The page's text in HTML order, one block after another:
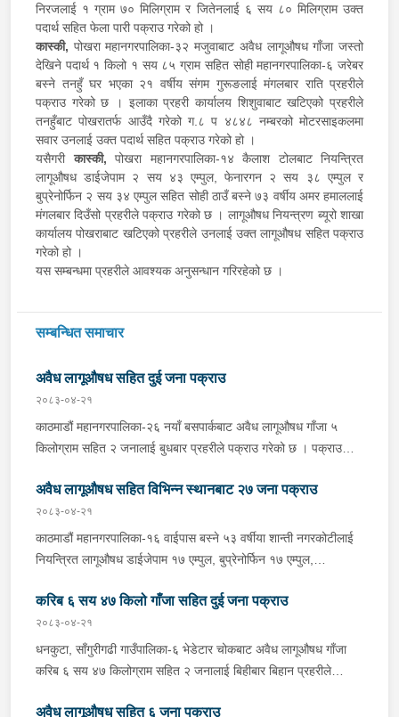
निरजलाई १ ग्राम ७० मिलिग्राम र जितेनलाई ६ सय ८० मिलिग्राम उक्त
पदार्थ सहित फेला पारी पक्राउ गरेको हो ।
कास्की, पोखरा महानगरपालिका-३२ मजुवाबाट अवैध लागूऔषध गाँजा जस्तो
देखिने पदार्थ १ किलो १ सय ८५ ग्राम सहित सोही महानगरपालिका-६ जरेबर
बस्ने तनहुँ घर भएका २१ वर्षीय संगम गुरूङलाई मंगलबार राति प्रहरीले
पक्राउ गरेको छ । इलाका प्रहरी कार्यालय शिशुवाबाट खटिएको प्रहरीले
तनहुँबाट पोखरातर्फ आउँदै गरेको ग.८ प ४८४८ नम्बरको मोटरसाइकलमा
सवार उनलाई उक्त पदार्थ सहित पक्राउ गरेको हो ।
यसैगरीकास्की, पोखरा महानगरपालिका-१४ कैलाश टोलबाट नियन्त्रित
लागूऔषध डाईजेपाम २ सय ४३ एम्पुल, फेनारगन २ सय ३८ एम्पुल र
बुप्रेनोर्फिन २ सय ३४ एम्पुल सहित सोही ठाउँ बस्ने ७३ वर्षीय अमर हमाललाई
मंगलबार दिउँसो प्रहरीले पक्राउ गरेको छ । लागूऔषध नियन्त्रण ब्यूरो शाखा
कार्यालय पोखराबाट खटिएको प्रहरीले उनलाई उक्त लागूऔषध सहित पक्राउ
गरेको हो ।
यस सम्बन्धमा प्रहरीले आवश्यक अनुसन्धान गरिरहेको छ ।
सम्बन्धित समाचार
अवैध लागूऔषध सहित दुई जना पक्राउ
२०८३-०४-२१
काठमाडौं महानगरपालिका-२६ नयाँ बसपार्कबाट अवैध लागूऔषध गाँजा ५
किलोग्राम सहित २ जनालाई बुधबार प्रहरीले पक्राउ गरेको छ । पक्राउ
MEHEN र भारत उत्तर प्रदेश जोया ठेगाना भएका ३२ वर्षीय
MOHAMMAD HASNAIN रहेका छन् । लागूऔषध नियन्त्रण ब्यूरो
कोटेश्वरबाट खटिएको प्रहरीले उनीहरूलाई उक्त गाँजा सहित पक्राउ गरेको
हो । थप अनुसन्धानको क्रममा उक्त गाँजा रिसिभ गर्न MOHAMMAD
गाडी लिई काठमाडौं आएको भन्ने खुल्न आएपश्चात प्रहरीले खोजी गर्ने क्रममा
धादिङ धुनिवेशी नगरपालिका-९ कानाकोटस्थित सडक छेउमा पार्किङ गरी
राखेको अवस्थामा उक्त गाडी फेला पारी तलासी गर्दा थप ५ सय ग्राम गाँजा
फेला परेको हो । प्रहरीले हाल फरार २ जनाको खोजी गर्नुका साथै यस
सम्बन्धमा आवश्‍यक अनुसन्धान गरिरहेको छ ।
अवैध लागूऔषध सहित विभिन्न स्थानबाट २७ जना पक्राउ
२०८३-०४-२१
काठमाडौं महानगरपालिका-१६ वाईपास बस्ने ५३ वर्षीया शान्ती नगरकोटीलाई
नियन्त्रित लागूऔषध डाईजेपाम १७ एम्पुल, बुप्रेनोर्फिन १७ एम्पुल,
बुधबार साँझ प्रहरीले पक्राउ गरेको छ । प्रहरी वृत्त बालाजुबाट खटिएको
प्रहरीले उनको घर तलासी गर्दा उक्त लागूऔषध फेला पारी पक्राउ गरेको हो ।
नवलपरासी पूर्व, देवचुली नगरपालिका-२ सिजि अगाडि अंकित रेष्टुरेन्ट एण्ड
लजबाट नियन्त्रित लागूऔषध डाईजेपाम ४१ एम्पुल, बुप्रेनोर्फिन ४० एम्पुल र
। पक्राउ पर्नेहरूमा सोही नगरपालिका-१४ बस्ने ३५ वर्षीय मन्जिल श्रेष्ठ र
करिब ६ सय ४७ किलो गाँजा सहित दुई जना पक्राउ
२०८३-०४-२१
धनकुटा, साँगुरीगढी गाउँपालिका-६ भेडेटार चोकबाट अवैध लागूऔषध गाँजा
करिब ६ सय ४७ किलोग्राम सहित २ जनालाई बिहीबार बिहान प्रहरीले
२७ वर्षीय उमेश थिङ तामाङ र धनकुटा शहिदभूमि गाउँपालिका-१ बस्ने ३६
अवैध लागूऔषध सहित ६ जना पक्राउ